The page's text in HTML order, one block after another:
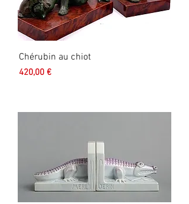
Chérubin au chiot
Prix
420,00 €